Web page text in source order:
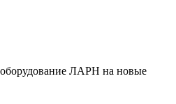
оборудование ЛАРН на новые